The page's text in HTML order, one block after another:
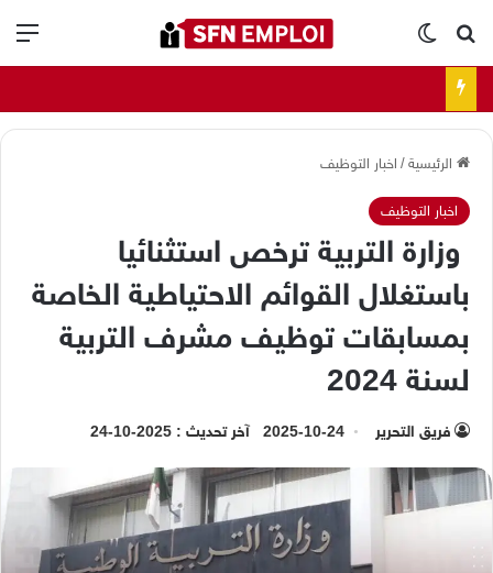
بحث عنالوضع المظلم
الرئيسية/ اخبار التوظيف
اخبار التوظيف
وزارة التربية ترخص استثنائيا
باستغلال القوائم الاحتياطية الخاصة
بمسابقات توظيف مشرف التربية
لسنة 2024
فريق التحرير 2025-10-24 آخر تحديث : 2025-10-24